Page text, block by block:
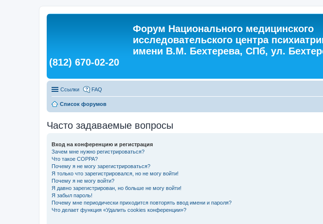
Форум Национального медицинского
исследовательского центра
имени В.М. Бехтерева, СПб, ул.
(812) 670-02-20
Ссылки FAQ
Список форумов
Часто задаваемые вопросы
Вход на конференцию и регистрация
Зачем мне нужно регистрироваться?
Что такое COPPA?
Почему я не могу зарегистрироваться?
Я только что зарегистрировался, но не могу войти!
Почему я не могу войти?
Я давно зарегистрирован, но больше не могу войти!
Я забыл пароль!
Почему мне периодически приходится повторять ввод имени и пароля?
Что делает функция «Удалить cookies конференции»?